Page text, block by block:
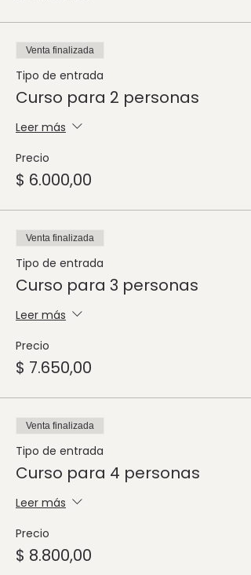
Venta finalizada
Tipo de entrada
Curso para 2 personas
Leer más
Precio
$ 6.000,00
Venta finalizada
Tipo de entrada
Curso para 3 personas
Leer más
Precio
$ 7.650,00
Venta finalizada
Tipo de entrada
Curso para 4 personas
Leer más
Precio
$ 8.800,00